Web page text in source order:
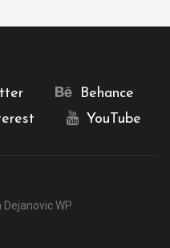
Behance
YouTube
WP